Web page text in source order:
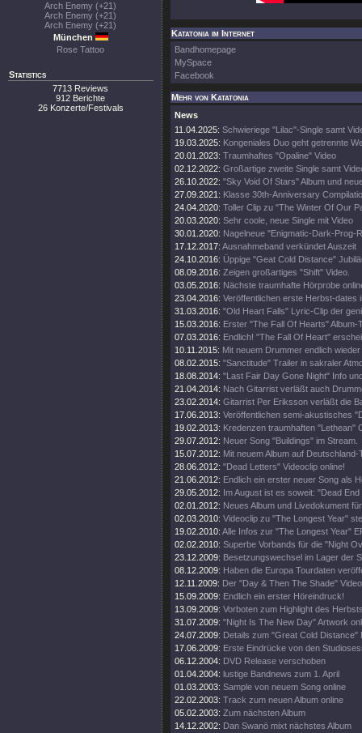
Arch Enemy (+21)
Arch Enemy (+21)
Arch Enemy (+21)
München
Rose Tattoo
Statistics
7713 Reviews
912 Berichte
26 Konzerte/Festivals
Katatonia im Internet
Bandhomepage
MySpace
Facebook
Mehr von Katatonia
News
11.04.2025: Schwieriege "Lilac"-Single samt
19.03.2025: Kongeniales Duo geht getrennte
20.01.2023: Traumhaftes "Opaline" Video
02.12.2022: Großartige zweite Single samt
26.10.2022: "Sky Void Of Stars" Album und
27.09.2021: Klasse 30th-Anniversary
24.04.2020: Toller Clip zu "The Winter Of Our
20.03.2020: Sehr coole, neue Single mit Video
30.01.2020: Nagelneue "Enigmatic-Dark-Prog-
17.12.2017: Ausnahmeband verkündet Auszeit
24.10.2016: Üppige "Geat Cold Distance"
08.09.2016: Zeigen großartiges "Shift" Video.
03.05.2016: Nächste traumhafte Hörprobe
23.04.2016: Veröffentlichen erste Herbst-dates
31.03.2016: "Old Heart Falls" Lyric-Clip der
15.03.2016: Erster "The Fall Of Hearts" Album-
07.03.2016: Endlich! "The Fall Of Heart"
10.11.2015: Mit neuem Drummer endlich
08.02.2015: "Sanctitude" Trailer in sakraler
18.08.2014: "Last Fair Day Gone Night" Info
21.04.2014: Nach Gitarrist verläßt auch
23.02.2014: Gitarrist Per Eriksson verläßt die
17.06.2013: Veröffentlichen semi-akustisches
19.02.2013: Kredenzen traumhaften "Lethean"
29.07.2012: Neuer Song "Buildings" im Stream.
15.07.2012: Mit neuem Album auf Deutschland-
28.06.2012: "Dead Letters" Videoclip online!
21.06.2012: Endlich ein erster neuer Song als
29.05.2012: Im August ist es soweit: "Dead
02.01.2012: Neues Album und Livedokument
02.03.2010: Videoclip zu "The Longest Year"
19.02.2010: Alle Infos zur "The Longest Year"
02.02.2010: Superbe Vorbands für die "Night
23.12.2009: Besetzungswechsel im Lager der
08.12.2009: Haben die Europa Tourdaten
12.11.2009: Der "Day & Then The Shade"
15.09.2009: Endlich ein erster Höreindruck!
13.09.2009: Vorboten zum Highlight des
31.07.2009: "Night Is The New Day" Artwork
24.07.2009: Details zum "Great Cold Distance"
17.06.2009: Erste Eindrücke von den
06.12.2004: DVD Release verschoben
01.04.2004: lustige Bandnews zum 1. April
01.03.2003: Sample von neuem Song online
22.02.2003: Track zum neuen Album online
05.02.2003: Zum nächsten Album
14.12.2002: Dan Swanö mixt nächstes Album